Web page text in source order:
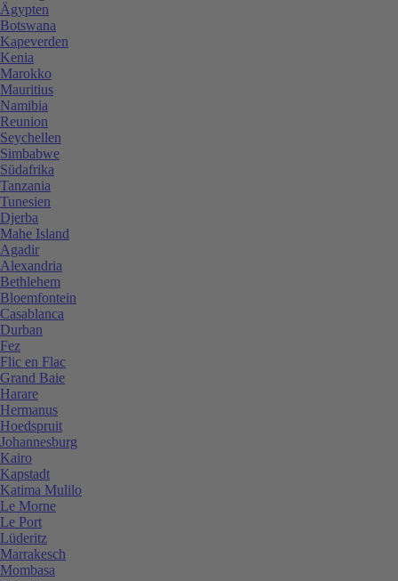
Ägypten
Botswana
Kapeverden
Kenia
Marokko
Mauritius
Namibia
Reunion
Seychellen
Simbabwe
Südafrika
Tanzania
Tunesien
Djerba
Mahe Island
Agadir
Alexandria
Bethlehem
Bloemfontein
Casablanca
Durban
Fez
Flic en Flac
Grand Baie
Harare
Hermanus
Hoedspruit
Johannesburg
Kairo
Kapstadt
Katima Mulilo
Le Morne
Le Port
Lüderitz
Marrakesch
Mombasa